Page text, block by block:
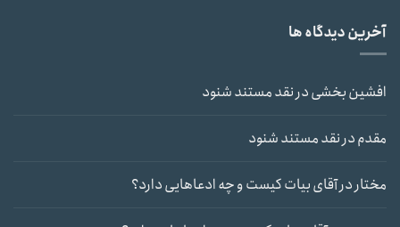
آخرین دیدگاه ها
افشین بخشیدرنقد مستند شنود
مقدمدرنقد مستند شنود
مختاردرآقای بیات کیست و چه ادعاهایی دارد؟